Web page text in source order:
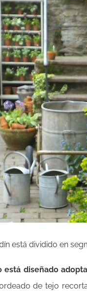
está dividido en
está diseñado
de tejo